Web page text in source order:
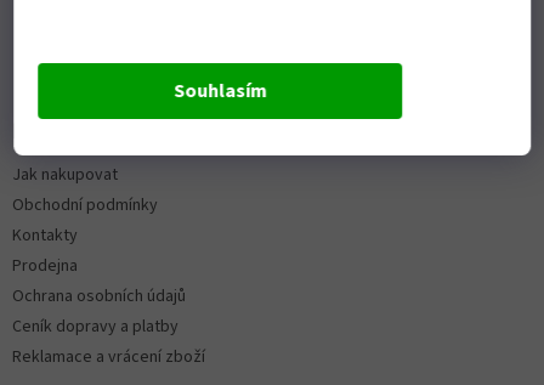
Souhlasím
Jak nakupovat
Obchodní podmínky
Kontakty
Prodejna
Ochrana osobních údajů
Ceník dopravy a platby
Reklamace a vrácení zboží